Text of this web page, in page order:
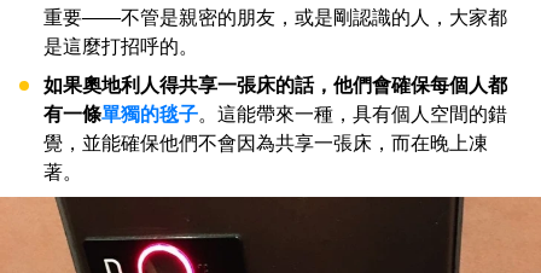
重要——不管是親密的朋友，或是剛認識的人，大家都
是這麼打招呼的。
如果奧地利人得共享一張床的話，他們會確保每個人都
有一條單獨的毯子。這能帶來一種，具有個人空間的錯
覺，並能確保他們不會因為共享一張床，而在晚上凍
著。